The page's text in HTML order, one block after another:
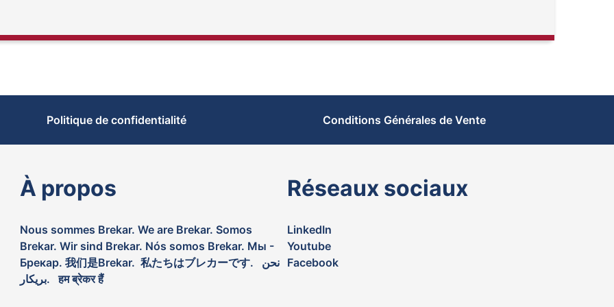
Politique de confidentialité Conditions Générales de Vente
À propos
Nous sommes Brekar. We are Brekar. Somos
Brekar. Wir sind Brekar. Nós somos Brekar. Мы -
Брекар. 我们是Brekar. 私たちはブレカーです. نحن
بريكار. हम ब्रेकर हैं
Réseaux sociaux
LinkedIn
Youtube
Facebook